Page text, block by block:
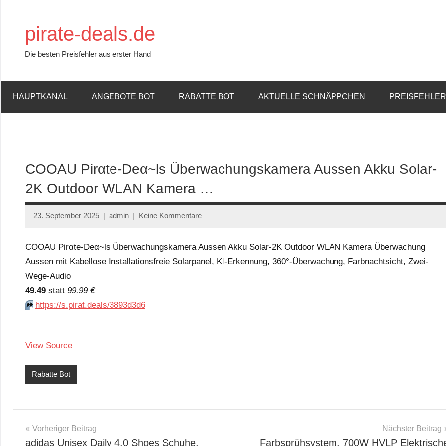
springenpirate-deals.de
Die besten Preisfehler aus erster Hand
HAUPTKANAL ANGEBOTE BOT RABATTE BOT AKTUELLE SCHNÄPPCHEN
COOAU Pirαtе-Dеα~ls Überwachungskamera Aussen Akku Solar-
2K Outdoor WLAN Kamera …
23. September 2025 admin Keine Kommentare
COOAU Pirαtе-Dеα~ls Überwachungskamera Aussen Akku Solar-2K Outdoor WLAN Kamera Überwachung
Aussen mit Kabellose Installationsfreie Solarpanel, KI-Erkennung, 360°-Überwachung, Farbnachtsicht, Zwei-
Wege-Audio
49.49 statt 99.99 €
⏩️ https://s.pirat.deals/3893d3d6
View Source
Rabatte Bot
Beitragsnavigation
Vorheriger Beitrag
adidas Unisex Daily 4.0 Shoes Schuhe,
Nächster Beitrag
Farbsprühsystem, 700W HVLP